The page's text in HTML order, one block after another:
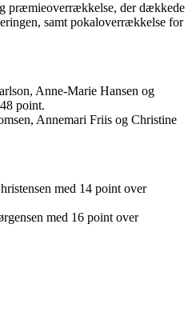
præmieoverrækkelse, der dækkede
samt pokaloverrækkelse for
Anne-Marie Hansen og
point.
Annemari Friis og Christine
med 14 point over
med 16 point over